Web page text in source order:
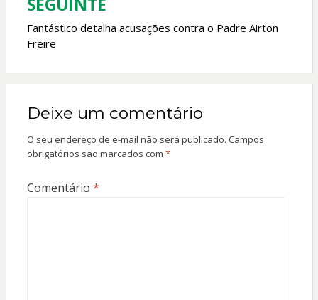
Fantástico detalha acusações contra o Padre Airton
Freire
Deixe um comentário
O seu endereço de e-mail não será publicado. Campos
obrigatórios são marcados com *
Comentário *